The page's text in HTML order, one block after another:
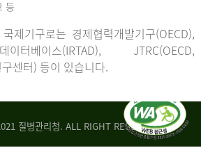
등
제기구로는 경제협력개발기구(OECD),
데이터베이스(IRTAD), JTRC(OECD,
센터) 등이 있습니다.
질병관리청. ALL RIGHT RESERVED